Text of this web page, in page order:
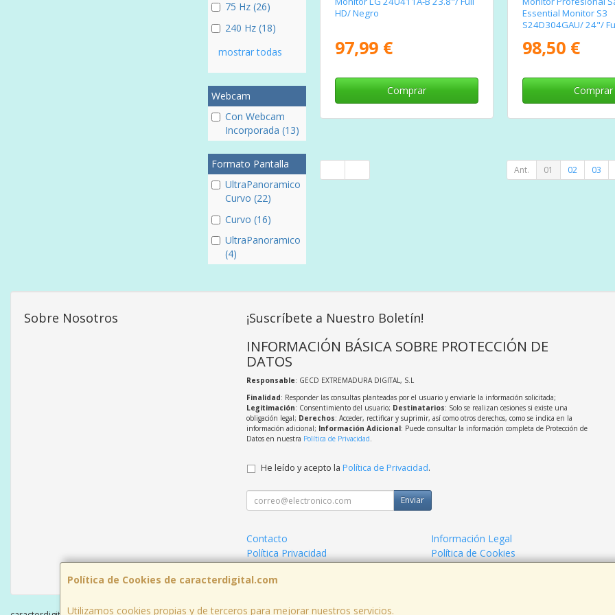
75 Hz (26)
240 Hz (18)
mostrar todas
Webcam
Con Webcam
Incorporada (13)
Formato Pantalla
UltraPanoramico
Curvo (22)
Curvo (16)
UltraPanoramico
(4)
HD/ Negro
97,99 €
Comprar
Essential Monitor S3
S24D304GAU/ 24"/
98,50 €
Comprar
Ant. 01 02 03
Política de Cookies de caracterdigital.com
Utilizamos cookies propias y de terceros para mejorar nuestros servicios.
Sobre Nosotros ¡Suscríbete a Nuestro Boletín!
INFORMACIÓN BÁSICA SOBRE PROTECCIÓN DE
DATOS
Responsable: GECD EXTREMADURA DIGITAL, S.L
Finalidad: Responder las consultas planteadas por el usuario y enviarle la información solicitada;
Legitimación: Consentimiento del usuario; Destinatarios: Solo se realizan cesiones si existe una
obligación legal; Derechos: Acceder, rectificar y suprimir, así como otros derechos, como se indica en la
información adicional; Información Adicional: Puede consultar la información completa de Protección de
Datos en nuestra Política de Privacidad.
He leído y acepto la Política de Privacidad.
Enviar
Contacto
Información Legal
Política Privacidad
Política de Cookies